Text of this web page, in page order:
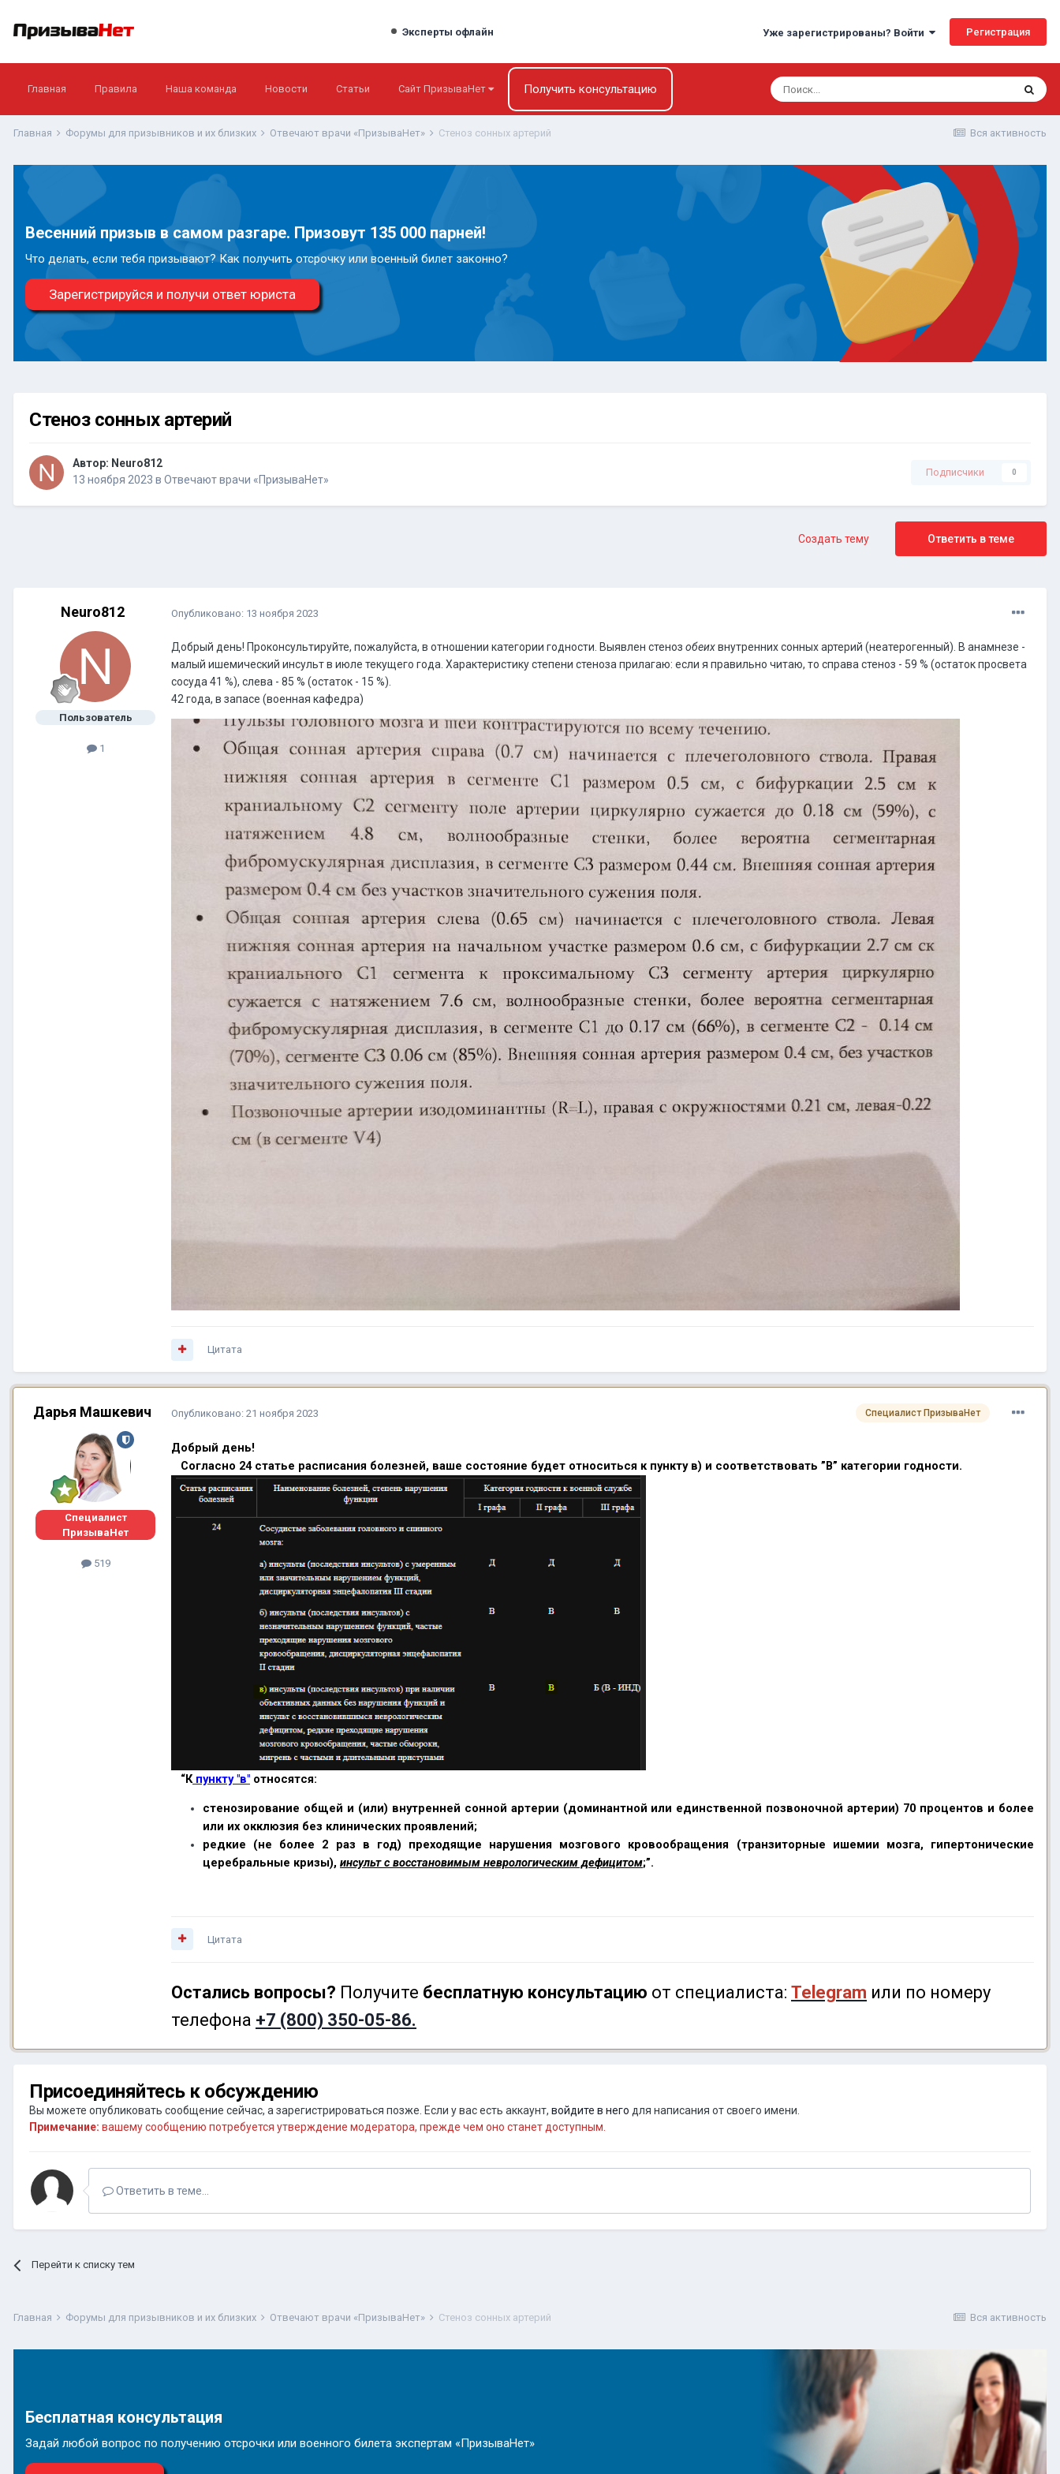
Эксперты офлайн Уже зарегистрированы? Войти Регистрация
Главная Правила Наша команда Новости Статьи Сайт ПризываНет Получить консультацию
Вся активность
Главная Форумы для призывников и их близких Отвечают врачи «ПризываНет» Стеноз сонных артерий
Весенний призыв в самом разгаре. Призовут 135 000 парней!
Что делать, если тебя призывают? Как получить отсрочку или военный билет законно?
Зарегистрируйся и получи ответ юриста
Стеноз сонных артерий
Автор: Neuro812
13 ноября 2023 в Отвечают врачи «ПризываНет»
Подписчики 0
Ответить в теме
Создать тему
Neuro812
Пользователь
1
Опубликовано: 13 ноября 2023
Добрый день! Проконсультируйте, пожалуйста, в отношении категории годности. Выявлен стеноз обеихвнутренних сонных артерий (неатерогенный). В анамнезе -
малый ишемический инсульт в июле текущего года. Характеристику степени стеноза прилагаю: если я правильно читаю, то справа стеноз - 59 % (остаток просвета
сосуда 41 %), слева - 85 % (остаток - 15 %).
42 года, в запасе (военная кафедра)
Цитата
Дарья Машкевич
Специалист
ПризываНет
519
Специалист ПризываНет
Опубликовано: 21 ноября 2023
Добрый день!
Согласно 24 статье расписания болезней, ваше состояние будет относиться к пункту в) и соответствовать ”В” категории годности.
“К пункту "в" относятся:
стенозирование общей и (или) внутренней сонной артерии (доминантной или единственной позвоночной артерии) 70 процентов и более
или их окклюзия без клинических проявлений;
редкие (не более 2 раз в год) преходящие нарушения мозгового кровообращения (транзиторные ишемии мозга, гипертонические
церебральные кризы), инсульт с восстановимым неврологическим дефицитом;”.
Цитата
Остались вопросы? Получите бесплатную консультацию от специалиста: Telegram или по номеру
телефона +7 (800) 350-05-86.
Присоединяйтесь к обсуждению
Вы можете опубликовать сообщение сейчас, а зарегистрироваться позже. Если у вас есть аккаунт, войдите в него для написания от своего имени.
Примечание: вашему сообщению потребуется утверждение модератора, прежде чем оно станет доступным.
Ответить в теме...
Перейти к списку тем
Вся активность
Главная Форумы для призывников и их близких Отвечают врачи «ПризываНет» Стеноз сонных артерий
Бесплатная консультация
Задай любой вопрос по получению отсрочки или военного билета экспертам «ПризываНет»